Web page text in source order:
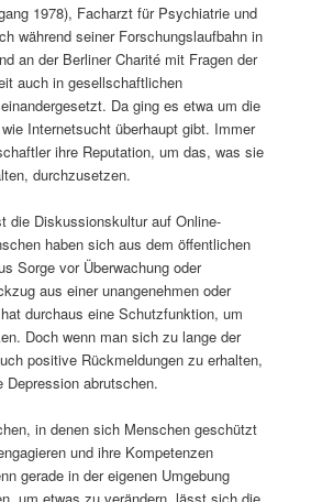
1978), Facharzt für Psychiatrie und
während seiner Forschungslaufbahn in
an der Berliner Charité mit Fragen der
auch in gesellschaftlichen
Da ging es etwa um die
Internetsucht überhaupt gibt. Immer
ihre Reputation, um das, was sie
durchzusetzen.
die Diskussionskultur auf Online-
haben sich aus dem öffentlichen
Sorge vor Überwachung oder
aus einer unangenehmen oder
durchaus eine Schutzfunktion, um
Doch wenn man sich zu lange der
positive Rückmeldungen zu erhalten,
abrutschen.
in denen sich Menschen geschützt
und ihre Kompetenzen
gerade in der eigenen Umgebung
um etwas zu verändern, lässt sich die